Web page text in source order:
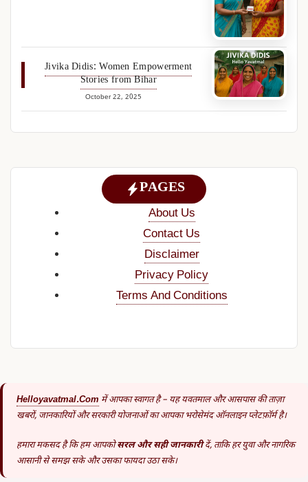
Jivika Didis: Women Empowerment
Stories from Bihar
October 22, 2025
PAGES
About Us
Contact Us
Disclaimer
Privacy Policy
Terms And Conditions
Helloyavatmal.com में आपका स्वागत है – यह यवतमाल और आसपास की ताज़ा
खबरों, जानकारियों और सरकारी योजनाओं का आपका भरोसेमंद ऑनलाइन प्लेटफ़ॉर्म है।
हमारा मकसद है कि हम आपकोसरल और सही जानकारीदें, ताकि हर युवा और नागरिक
आसानी से समझ सके और उसका फायदा उठा सके।